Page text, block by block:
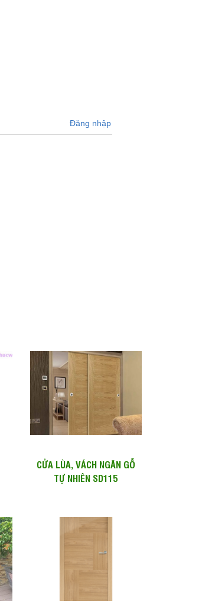
Đăng nhập
CỬA LÙA, VÁCH NGĂN GỖ
TỰ NHIÊN SD115